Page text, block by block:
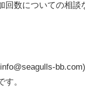
回数についての相
。